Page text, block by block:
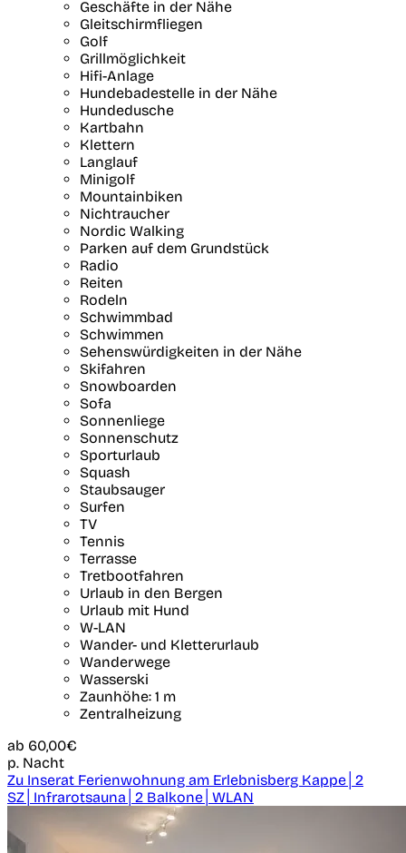
Geschäfte in der Nähe
Gleitschirmfliegen
Golf
Grillmöglichkeit
Hifi-Anlage
Hundebadestelle in der Nähe
Hundedusche
Kartbahn
Klettern
Langlauf
Minigolf
Mountainbiken
Nichtraucher
Nordic Walking
Parken auf dem Grundstück
Radio
Reiten
Rodeln
Schwimmbad
Schwimmen
Sehenswürdigkeiten in der Nähe
Skifahren
Snowboarden
Sofa
Sonnenliege
Sonnenschutz
Sporturlaub
Squash
Staubsauger
Surfen
TV
Tennis
Terrasse
Tretbootfahren
Urlaub in den Bergen
Urlaub mit Hund
W-LAN
Wander- und Kletterurlaub
Wanderwege
Wasserski
Zaunhöhe: 1 m
Zentralheizung
ab 60,00€
p. Nacht
Zu Inserat Ferienwohnung am Erlebnisberg Kappe│2
SZ│Infrarotsauna│2 Balkone│WLAN